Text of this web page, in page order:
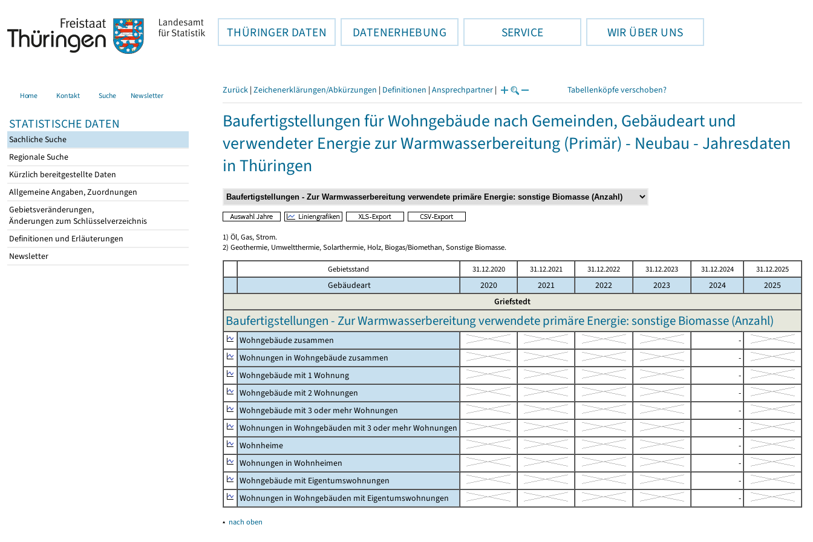
THÜRINGER DATEN DATENERHEBUNG SERVICE WIR ÜBER UNS
Home Kontakt Suche Newsletter
STATISTISCHE DATEN
Sachliche Suche
Regionale Suche
Kürzlich bereitgestellte Daten
Allgemeine Angaben, Zuordnungen
Gebietsveränderungen,
Änderungen zum Schlüsselverzeichnis
Definitionen und Erläuterungen
Newsletter
Zurück | Zeichenerklärungen/Abkürzungen | Definitionen | Ansprechpartner | Tabellenköpfe verschoben?
Baufertigstellungen für Wohngebäude nach Gemeinden, Gebäudeart und
verwendeter Energie zur Warmwasserbereitung (Primär) - Neubau - Jahresdaten
in Thüringen
1) Öl, Gas, Strom.
2) Geothermie, Umweltthermie, Solarthermie, Holz, Biogas/Biomethan, Sonstige Biomasse.
Gebietsstand 31.12.2020 31.12.2021 31.12.2022 31.12.2023 31.12.2024 31.12.2025
Gebäudeart 2020 2021 2022 2023 2024
2025
Griefstedt
Baufertigstellungen - Zur Warmwasserbereitung verwendete primäre Energie: sonstige Biomasse (Anzahl)
Wohngebäude zusammen
-
Wohnungen in Wohngebäude zusammen
-
Wohngebäude mit 1 Wohnung
-
Wohngebäude mit 2 Wohnungen
-
Wohngebäude mit 3 oder mehr Wohnungen
-
Wohnungen in Wohngebäuden mit 3 oder mehr Wohnungen
-
Wohnheime
-
Wohnungen in Wohnheimen
-
Wohngebäude mit Eigentumswohnungen
-
Wohnungen in Wohngebäuden mit Eigentumswohnungen
-
▴ nach oben